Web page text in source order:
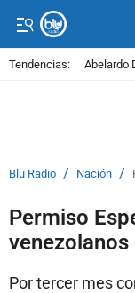
Tendencias: Abelardo
Blu Radio / Nación /
Permiso
Por tercer mes